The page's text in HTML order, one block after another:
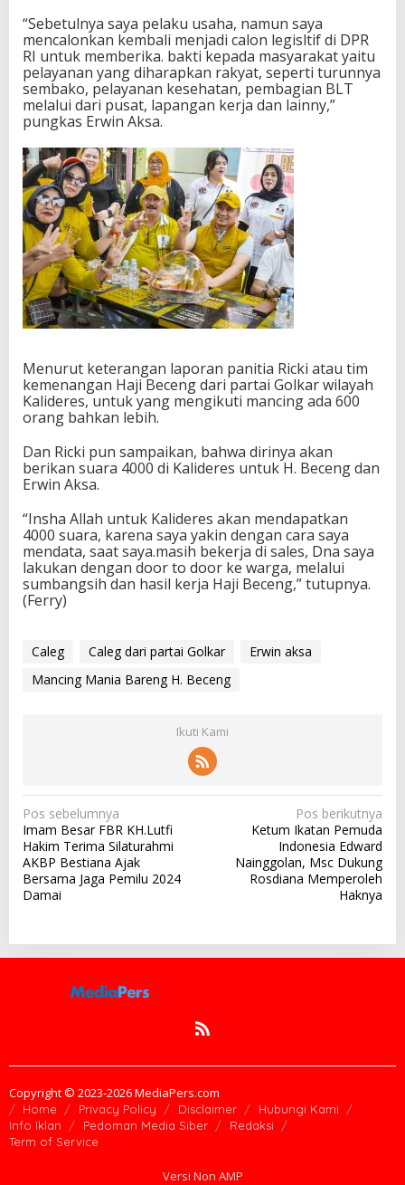
“Sebetulnya saya pelaku usaha, namun saya
mencalonkan kembali menjadi calon legisltif di DPR
RI untuk memberika. bakti kepada masyarakat yaitu
pelayanan yang diharapkan rakyat, seperti turunnya
sembako, pelayanan kesehatan, pembagian BLT
melalui dari pusat, lapangan kerja dan lainny,”
pungkas Erwin Aksa.
Menurut keterangan laporan panitia Ricki atau tim
kemenangan Haji Beceng dari partai Golkar wilayah
Kalideres, untuk yang mengikuti mancing ada 600
orang bahkan lebih.
Dan Ricki pun sampaikan, bahwa dirinya akan
berikan suara 4000 di Kalideres untuk H. Beceng dan
Erwin Aksa.
“Insha Allah untuk Kalideres akan mendapatkan
4000 suara, karena saya yakin dengan cara saya
mendata, saat saya.masih bekerja di sales, Dna saya
lakukan dengan door to door ke warga, melalui
sumbangsih dan hasil kerja Haji Beceng,” tutupnya.
(Ferry)
Caleg Caleg dari partai Golkar
Erwin aksa
Mancing Mania Bareng H. Beceng
Ikuti Kami
N
a
v
i
a
s
s
Pos sebelumnya
Imam Besar FBR KH.Lutfi
Hakim Terima Silaturahmi
AKBP Bestiana Ajak
Bersama Jaga Pemilu 2024
Damai
Pos berikutnya
Ketum Ikatan Pemuda
Indonesia Edward
Nainggolan, Msc Dukung
Rosdiana Memperoleh
Haknya
Copyright © 2023-2026 MediaPers.com
Home Privacy Policy Disclaimer
Hubungi Kami
Info Iklan
Pedoman Media Siber
Redaksi
Term of Service
Versi Non AMP